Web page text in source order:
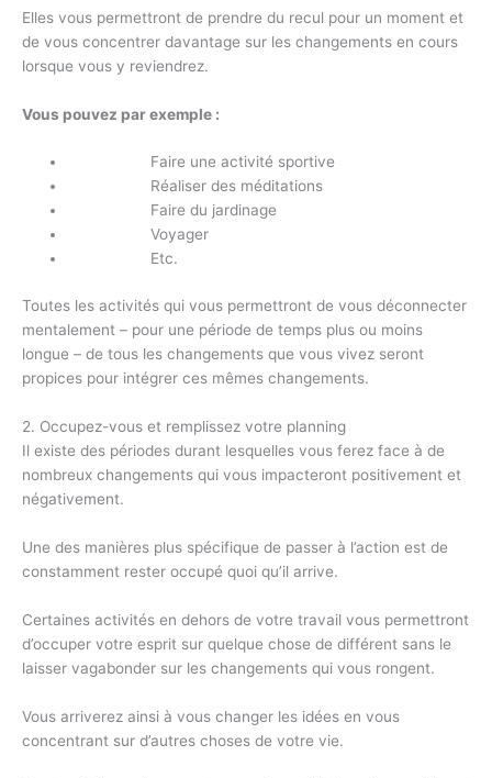
Elles vous permettront de prendre du recul pour un moment et
de vous concentrer davantage sur les changements en cours
lorsque vous y reviendrez.
Vous pouvez par exemple :
Faire une activité sportive
Réaliser des méditations
Faire du jardinage
Voyager
Etc.
Toutes les activités qui vous permettront de vous déconnecter
mentalement – pour une période de temps plus ou moins
longue – de tous les changements que vous vivez seront
propices pour intégrer ces mêmes changements.
2. Occupez-vous et remplissez votre planning
Il existe des périodes durant lesquelles vous ferez face à de
nombreux changements qui vous impacteront positivement et
négativement.
Une des manières plus spécifique de passer à l’action est de
constamment rester occupé quoi qu’il arrive.
Certaines activités en dehors de votre travail vous permettront
d’occuper votre esprit sur quelque chose de différent sans le
laisser vagabonder sur les changements qui vous rongent.
Vous arriverez ainsi à vous changer les idées en vous
concentrant sur d’autres choses de votre vie.